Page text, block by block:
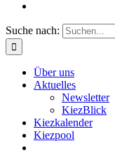
Suche nach:
Über uns
Aktuelles
Newsletter
KiezBlick
Kiezkalender
Kiezpool